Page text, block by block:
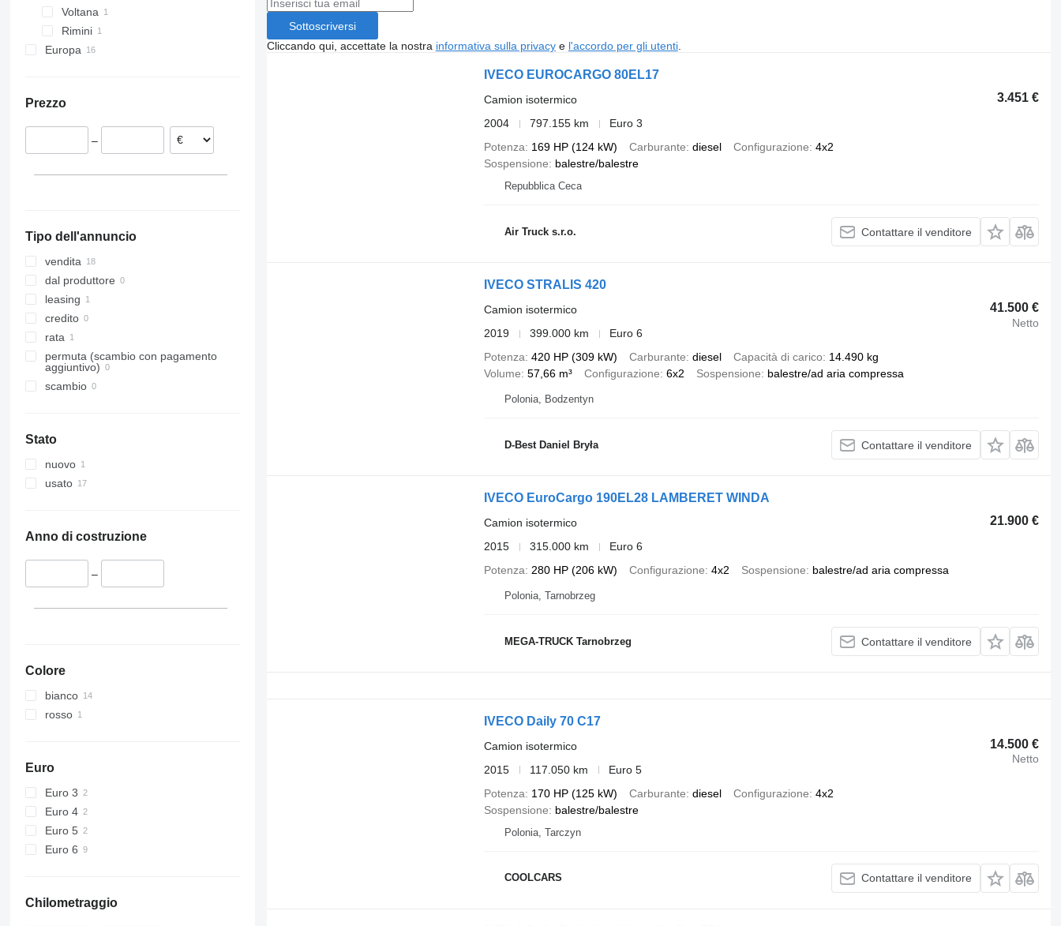
Voltana
Rimini
Europa
Repubblica Ceca
Lituania
Prezzo
–
Tipo dell'annuncio
vendita
dal produttore
leasing
credito
rata
permuta (scambio con pagamento
aggiuntivo)
scambio
Stato
nuovo
usato
Anno di costruzione
–
Colore
bianco
rosso
Euro
Euro 3
Euro 4
Euro 5
Euro 6
Chilometraggio
Sottoscriversi
Cliccando qui, accettate la nostra informativa sulla privacye l'accordo per gli utenti.
IVECO EUROCARGO 80EL17
3.451 €
Camion isotermico
2004
797.155 km
Euro 3
Potenza
169 HP (124 kW) Carburante diesel Configurazione 4x2
Sospensione
balestre/balestre
Repubblica Ceca
Air Truck s.r.o. Contattare il venditore
IVECO STRALIS 420
41.500 €
Netto
Camion isotermico
2019
399.000 km
Euro 6
Potenza 420 HP (309 kW) Carburante diesel Capacità di carico
14.490 kg
Volume 57,66 m³ Configurazione 6x2 Sospensione balestre/ad aria compressa
Polonia, Bodzentyn
D-Best Daniel Bryła Contattare il venditore
IVECO EuroCargo 190EL28 LAMBERET WINDA
21.900 €
Camion isotermico
2015
315.000 km
Euro 6
Potenza
280 HP (206 kW) Configurazione 4x2 Sospensione balestre/ad aria compressa
Polonia, Tarnobrzeg
MEGA-TRUCK Tarnobrzeg Contattare il venditore
IVECO Daily 70 C17
14.500 €
Netto
Camion isotermico
2015
117.050 km
Euro 5
Potenza
170 HP (125 kW) Carburante diesel Configurazione 4x2
Sospensione
balestre/balestre
Polonia, Tarczyn
COOLCARS Contattare il venditore